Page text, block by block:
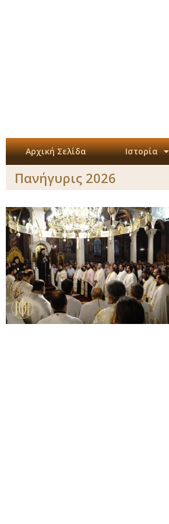
Αρχική Σελίδα Ιστορία
Πανήγυρις 2026